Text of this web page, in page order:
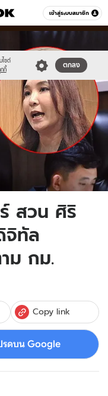
เข้าสู่ระบบสมาชิก
หมวดอื่นๆ
ไซต์
กกี้
ตกลง
สวน ศิริ
ทัล
ม กม.
Copy link
รดบน Google